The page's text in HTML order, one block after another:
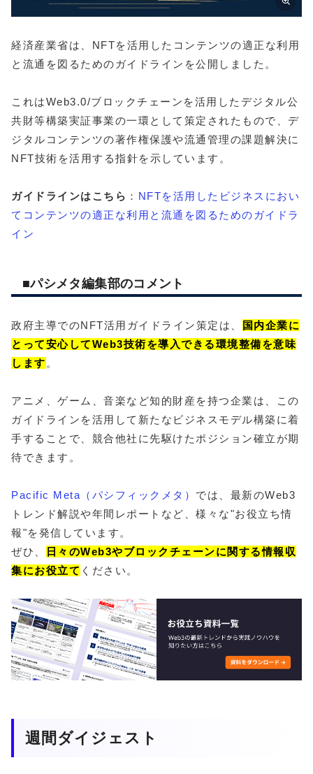
経済産業省は、NFTを活用したコンテンツの適正な利用
と流通を図るためのガイドラインを公開しました。
これはWeb3.0/ブロックチェーンを活用したデジタル公
共財等構築実証事業の一環として策定されたもので、デ
ジタルコンテンツの著作権保護や流通管理の課題解決に
NFT技術を活用する指針を示しています。
ガイドラインはこちら ： NFTを活用したビジネスにおい
てコンテンツの適正な利用と流通を図るためのガイドラ
イン
■パシメタ編集部のコメント
政府主導でのNFT活用ガイドライン策定は、
国内企業に
とって安心してWeb3技術を導入できる環境整備を意味
します 。
アニメ、ゲーム、音楽など知的財産を持つ企業は、この
ガイドラインを活用して新たなビジネスモデル構築に着
手することで、競合他社に先駆けたポジション確立が期
待できます。
Pacific Meta（パシフィックメタ） では、最新のWeb3
トレンド解説や年間レポートなど、様々な"お役立ち情
報"を発信しています。
ぜひ、
日々のWeb3やブロックチェーンに関する情報収
集にお役立て ください。
週間ダイジェスト